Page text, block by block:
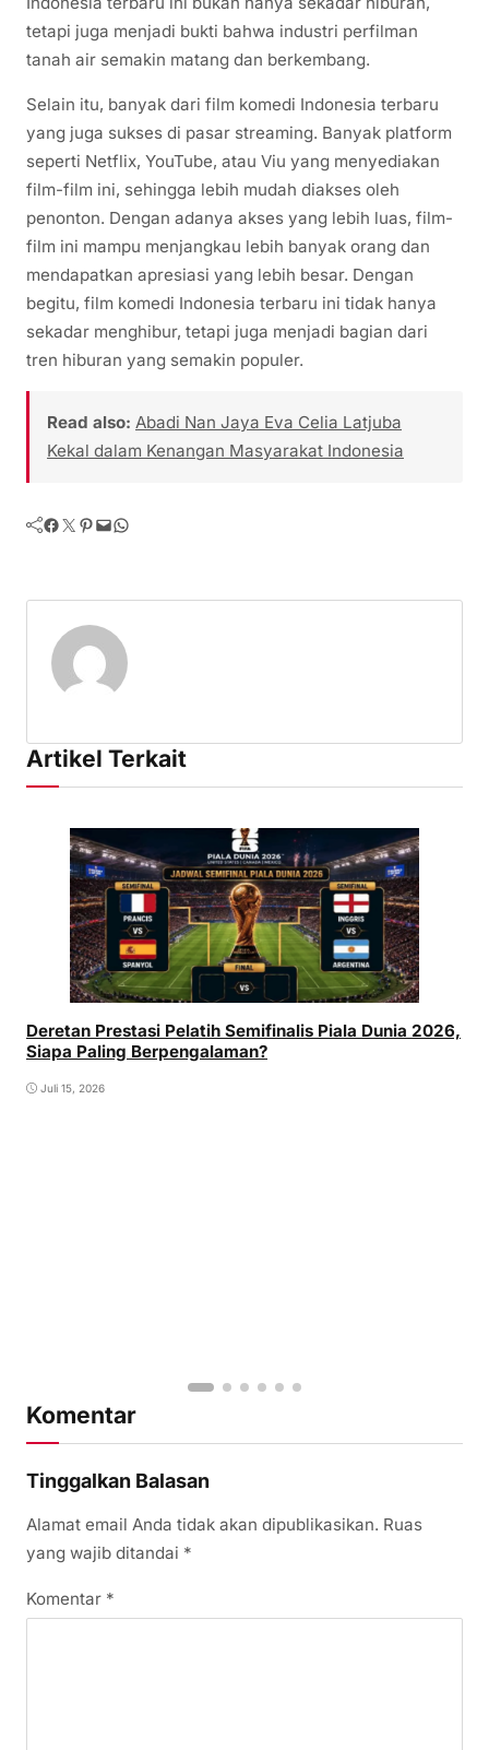
tetapi juga menjadi bukti bahwa industri perfilman
tanah air semakin matang dan berkembang.
Selain itu, banyak dari film komedi Indonesia terbaru
yang juga sukses di pasar streaming. Banyak platform
seperti Netflix, YouTube, atau Viu yang menyediakan
film-film ini, sehingga lebih mudah diakses oleh
penonton. Dengan adanya akses yang lebih luas, film-
film ini mampu menjangkau lebih banyak orang dan
mendapatkan apresiasi yang lebih besar. Dengan
begitu, film komedi Indonesia terbaru ini tidak hanya
sekadar menghibur, tetapi juga menjadi bagian dari
tren hiburan yang semakin populer.
Read also: Abadi Nan Jaya Eva Celia Latjuba
Kekal dalam Kenangan Masyarakat Indonesia
Facebook Twitter Pinterest Mail WhatsApp
Artikel Terkait
Deretan Prestasi Pelatih Semifinalis Piala Dunia 2026,
Siapa Paling Berpengalaman?
Juli 15, 2026
Komentar
Tinggalkan Balasan
Alamat email Anda tidak akan dipublikasikan. Ruas
yang wajib ditandai *
Komentar *